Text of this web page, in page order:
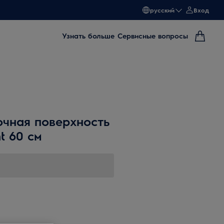
русский Вход
Узнать больше Сервисные вопросы
поверхность
60 см